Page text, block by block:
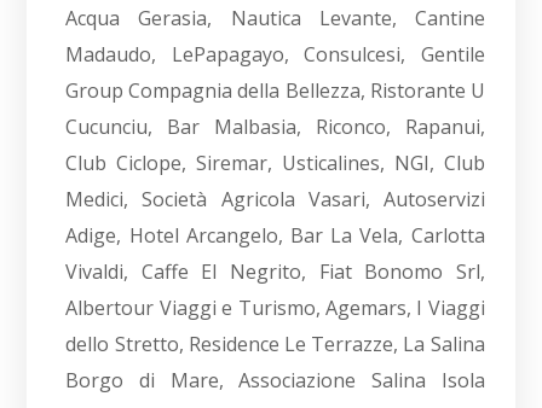
Acqua Gerasia, Nautica Levante, Cantine
Madaudo, LePapagayo, Consulcesi, Gentile
Group Compagnia della Bellezza, Ristorante U
Cucunciu, Bar Malbasia, Riconco, Rapanui,
Club Ciclope, Siremar, Usticalines, NGI, Club
Medici, Società Agricola Vasari, Autoservizi
Adige, Hotel Arcangelo, Bar La Vela, Carlotta
Vivaldi, Caffe El Negrito, Fiat Bonomo Srl,
Albertour Viaggi e Turismo, Agemars, I Viaggi
dello Stretto, Residence Le Terrazze, La Salina
Borgo di Mare, Associazione Salina Isola